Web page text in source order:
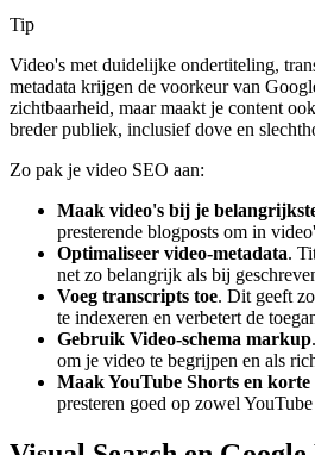
Tip
Video's met duidelijke ondertiteling,
metadata krijgen de voorkeur van
zichtbaarheid, maar maakt je content
breder publiek, inclusief dove en
Zo pak je video SEO aan:
Maak video's bij je
presterende blogposts om in
Optimaliseer video-metadata.
net zo belangrijk als bij
Voeg transcripts toe. Dit geeft
te indexeren en verbetert de
Gebruik Video-schema markup
om je video te begrijpen en als
Maak YouTube Shorts en korte
presteren goed op zowel